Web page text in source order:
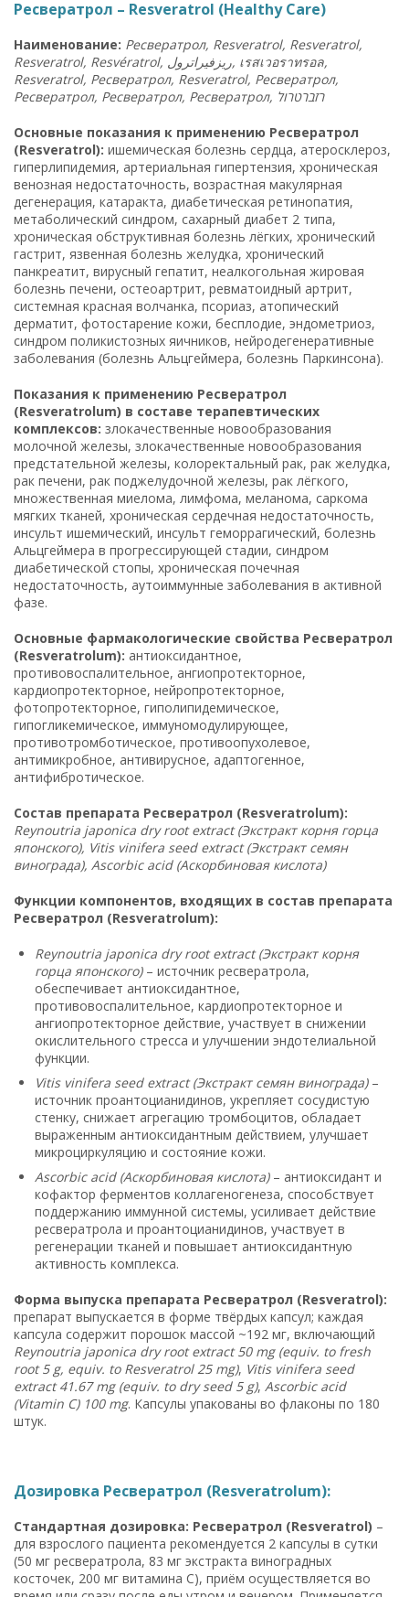
Ресвератрол – Resveratrol (Healthy Care)
Наименование: Ресвератрол, Resveratrol, Resveratrol,
Resveratrol, Resvératrol, ريزفيراترول, เรสเวอราทรอล,
Resveratrol, Ресвератрол, Resveratrol, Ресвератрол,
Ресвератрол, Ресвератрол, Ресвератрол, רזברטרול
Основные показания к применению Ресвератрол
(Resveratrol): ишемическая болезнь сердца, атеросклероз,
гиперлипидемия, артериальная гипертензия, хроническая
венозная недостаточность, возрастная макулярная
дегенерация, катаракта, диабетическая ретинопатия,
метаболический синдром, сахарный диабет 2 типа,
хроническая обструктивная болезнь лёгких, хронический
гастрит, язвенная болезнь желудка, хронический
панкреатит, вирусный гепатит, неалкогольная жировая
болезнь печени, остеоартрит, ревматоидный артрит,
системная красная волчанка, псориаз, атопический
дерматит, фотостарение кожи, бесплодие, эндометриоз,
синдром поликистозных яичников, нейродегенеративные
заболевания (болезнь Альцгеймера, болезнь Паркинсона).
Показания к применению Ресвератрол
(Resveratrolum) в составе терапевтических
комплексов: злокачественные новообразования
молочной железы, злокачественные новообразования
предстательной железы, колоректальный рак, рак желудка,
рак печени, рак поджелудочной железы, рак лёгкого,
множественная миелома, лимфома, меланома, саркома
мягких тканей, хроническая сердечная недостаточность,
инсульт ишемический, инсульт геморрагический, болезнь
Альцгеймера в прогрессирующей стадии, синдром
диабетической стопы, хроническая почечная
недостаточность, аутоиммунные заболевания в активной
фазе.
Основные фармакологические свойства Ресвератрол
(Resveratrolum): антиоксидантное,
противовоспалительное, ангиопротекторное,
кардиопротекторное, нейропротекторное,
фотопротекторное, гиполипидемическое,
гипогликемическое, иммуномодулирующее,
противотромботическое, противоопухолевое,
антимикробное, антивирусное, адаптогенное,
антифибротическое.
Состав препарата Ресвератрол (Resveratrolum):
Reynoutria japonica dry root extract (Экстракт корня горца
японского), Vitis vinifera seed extract (Экстракт семян
винограда), Ascorbic acid (Аскорбиновая кислота)
Функции компонентов, входящих в состав препарата
Ресвератрол (Resveratrolum):
Reynoutria japonica dry root extract (Экстракт корня
горца японского)– источник ресвератрола,
обеспечивает антиоксидантное,
противовоспалительное, кардиопротекторное и
ангиопротекторное действие, участвует в снижении
окислительного стресса и улучшении эндотелиальной
функции.
Vitis vinifera seed extract (Экстракт семян винограда)–
источник проантоцианидинов, укрепляет сосудистую
стенку, снижает агрегацию тромбоцитов, обладает
выраженным антиоксидантным действием, улучшает
микроциркуляцию и состояние кожи.
Ascorbic acid (Аскорбиновая кислота)– антиоксидант и
кофактор ферментов коллагеногенеза, способствует
поддержанию иммунной системы, усиливает действие
ресвератрола и проантоцианидинов, участвует в
регенерации тканей и повышает антиоксидантную
активность комплекса.
Форма выпуска препарата Ресвератрол (Resveratrol):
препарат выпускается в форме твёрдых капсул; каждая
капсула содержит порошок массой ~192 мг, включающий
Reynoutria japonica dry root extract 50 mg (equiv. to fresh
root 5 g, equiv. to Resveratrol 25 mg), Vitis vinifera seed
extract 41.67 mg (equiv. to dry seed 5 g), Ascorbic acid
(Vitamin C) 100 mg. Капсулы упакованы во флаконы по 180
штук.
Дозировка Ресвератрол (Resveratrolum):
Стандартная дозировка: Ресвератрол (Resveratrol) –
для взрослого пациента рекомендуется 2 капсулы в сутки
(50 мг ресвератрола, 83 мг экстракта виноградных
косточек, 200 мг витамина С), приём осуществляется во